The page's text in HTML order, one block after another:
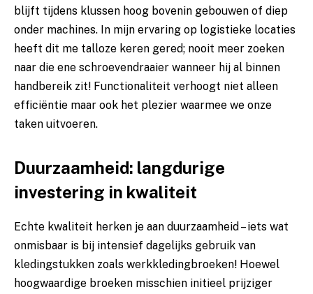
blijft tijdens klussen hoog bovenin gebouwen of diep
onder machines. In mijn ervaring op logistieke locaties
heeft dit me talloze keren gered; nooit meer zoeken
naar die ene schroevendraaier wanneer hij al binnen
handbereik zit! Functionaliteit verhoogt niet alleen
efficiëntie maar ook het plezier waarmee we onze
taken uitvoeren.
Duurzaamheid: langdurige
investering in kwaliteit
Echte kwaliteit herken je aan duurzaamheid – iets wat
onmisbaar is bij intensief dagelijks gebruik van
kledingstukken zoals werkkledingbroeken! Hoewel
hoogwaardige broeken misschien initieel prijziger